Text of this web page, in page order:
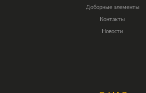
Доборные элементы
Контакты
Новости